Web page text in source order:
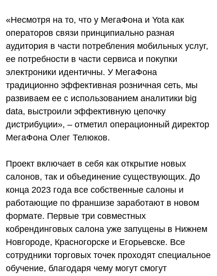
«Несмотря на то, что у МегаФона и Yota как
операторов связи принципиально разная
аудитория в части потребления мобильных услуг,
ее потребности в части сервиса и покупки
электроники идентичны. У МегаФона
традиционно эффективная розничная сеть, мы
развиваем ее с использованием аналитики big
data, выстроили эффективную цепочку
дистрибуции», – отметил операционный директор
МегаФона Олег Телюков.
Проект включает в себя как открытие новых
салонов, так и объединение существующих. До
конца 2023 года все собственные салоны и
работающие по франшизе заработают в новом
формате. Первые три совместных
кобрендинговых салона уже запущены в Нижнем
Новгороде, Красногорске и Егорьевске. Все
сотрудники торговых точек проходят специальное
обучение, благодаря чему могут смогут